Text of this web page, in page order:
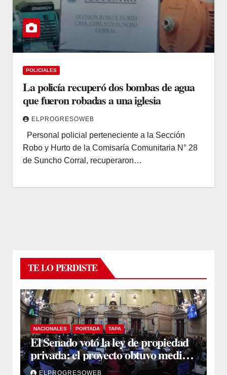
POLICIALES
La policía recuperó dos bombas de agua
que fueron robadas a una iglesia
ELPROGRESOWEB
Personal policial perteneciente a la Sección
Robo y Hurto de la Comisaría Comunitaria N° 28
de Suncho Corral, recuperaron…
TE LO PERDISTE
NACIONALES PORTADA TAPA
El Senado votó la ley de propiedad
privada: el proyecto obtuvo media
sanción
ELPROGRESOWEB